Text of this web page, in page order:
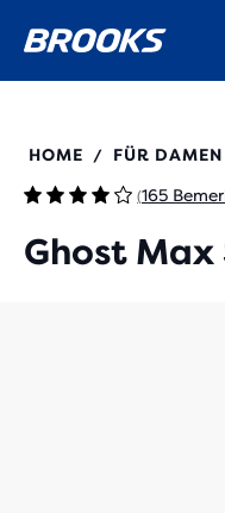
Kostenloser Versand
Der brandneue Ghost
Wir präsentieren die neue
120433
HOME / FÜR DAMEN
(165
Ghost Max